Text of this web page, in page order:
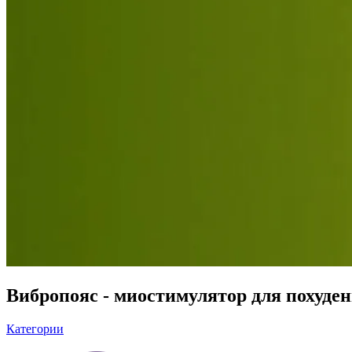
Вибропояс - миостимулятор для
Категории